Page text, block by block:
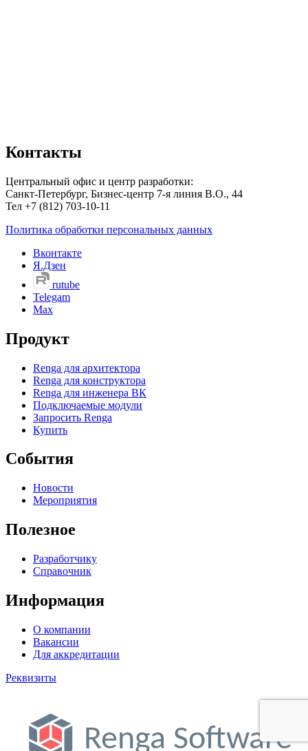
Контакты
Центральный офис и центр разработки:
Санкт-Петербург, Бизнес-центр 7-я линия В.О., 44
Тел +7 (812) 703-10-11
Политика обработки персональных данных
Вконтакте
Я.Дзен
rutube
Telegam
Max
Продукт
Renga для архитектора
Renga для конструктора
Renga для инженера ВК
Подключаемые модули
Запросить Renga
Купить
События
Новости
Мероприятия
Полезное
Разработчику
Справочник
Информация
О компании
Вакансии
Для аккредитации
Реквизиты